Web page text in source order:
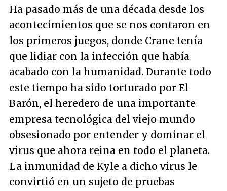
Ha pasado más de una década desde los
acontecimientos que se nos contaron en
los primeros juegos, donde Crane tenía
que lidiar con la infección que había
acabado con la humanidad. Durante todo
este tiempo ha sido torturado por El
Barón, el heredero de una importante
empresa tecnológica del viejo mundo
obsesionado por entender y dominar el
virus que ahora reina en todo el planeta.
La inmunidad de Kyle a dicho virus le
convirtió en un sujeto de pruebas